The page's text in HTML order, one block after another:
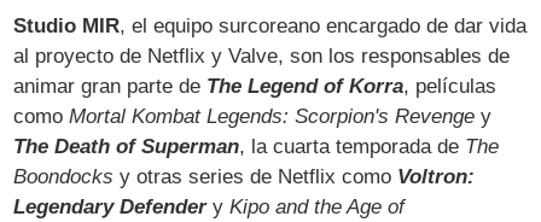
Studio MIR, el equipo surcoreano encargado de dar vida
al proyecto de Netflix y Valve, son los responsables de
animar gran parte de The Legend of Korra, películas
comoMortal Kombat Legends: Scorpion's Revenge y
The Death of Superman, la cuarta temporada de The
Boondocks y otras series de Netflix como Voltron:
Legendary DefenderyKipo and the Age of